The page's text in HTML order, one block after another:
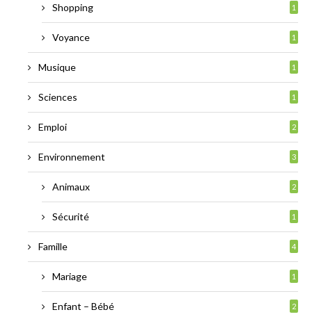
Shopping 1
Voyance 1
Musique 1
Sciences 1
Emploi 2
Environnement 3
Animaux 2
Sécurité 1
Famille 4
Mariage 1
Enfant – Bébé 2